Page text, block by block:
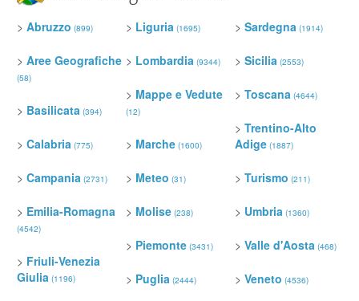
> Abruzzo (899)
> Aree Geografiche
(58)
> Basilicata (394)
> Calabria (775)
> Campania (2731)
> Emilia-Romagna
(4542)
> Friuli-Venezia
Giulia (1196)
> Liguria (1695)
> Lombardia (9344)
> Mappe e Vedute
(12)
> Marche (1600)
> Meteo (31)
> Molise (238)
> Piemonte (3431)
> Puglia (2444)
> Sardegna (1914)
> Sicilia (2553)
> Toscana (4644)
> Trentino-Alto
Adige (1887)
> Turismo (211)
> Umbria (1360)
> Valle d'Aosta (468)
> Veneto (4536)